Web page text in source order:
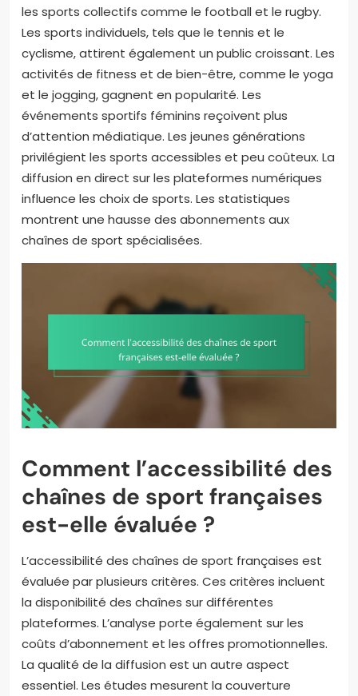
les sports collectifs comme le football et le rugby.
Les sports individuels, tels que le tennis et le
cyclisme, attirent également un public croissant. Les
activités de fitness et de bien-être, comme le yoga
et le jogging, gagnent en popularité. Les
événements sportifs féminins reçoivent plus
d’attention médiatique. Les jeunes générations
privilégient les sports accessibles et peu coûteux. La
diffusion en direct sur les plateformes numériques
influence les choix de sports. Les statistiques
montrent une hausse des abonnements aux
chaînes de sport spécialisées.
Comment l’accessibilité des
chaînes de sport françaises
est-elle évaluée ?
L’accessibilité des chaînes de sport françaises est
évaluée par plusieurs critères. Ces critères incluent
la disponibilité des chaînes sur différentes
plateformes. L’analyse porte également sur les
coûts d’abonnement et les offres promotionnelles.
La qualité de la diffusion est un autre aspect
essentiel. Les études mesurent la couverture